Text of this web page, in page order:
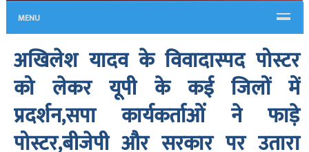
MENU
अखिलेश यादव के विवादास्पद पोस्टर
को लेकर यूपी के कई जिलों में
प्रदर्शन,सपा कार्यकर्ताओं ने फाड़े
पोस्टर,बीजेपी और सरकार पर उतारा